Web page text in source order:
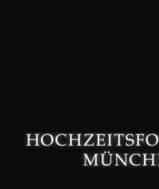
Datenschutzerklärung–
Made with 🤍 in